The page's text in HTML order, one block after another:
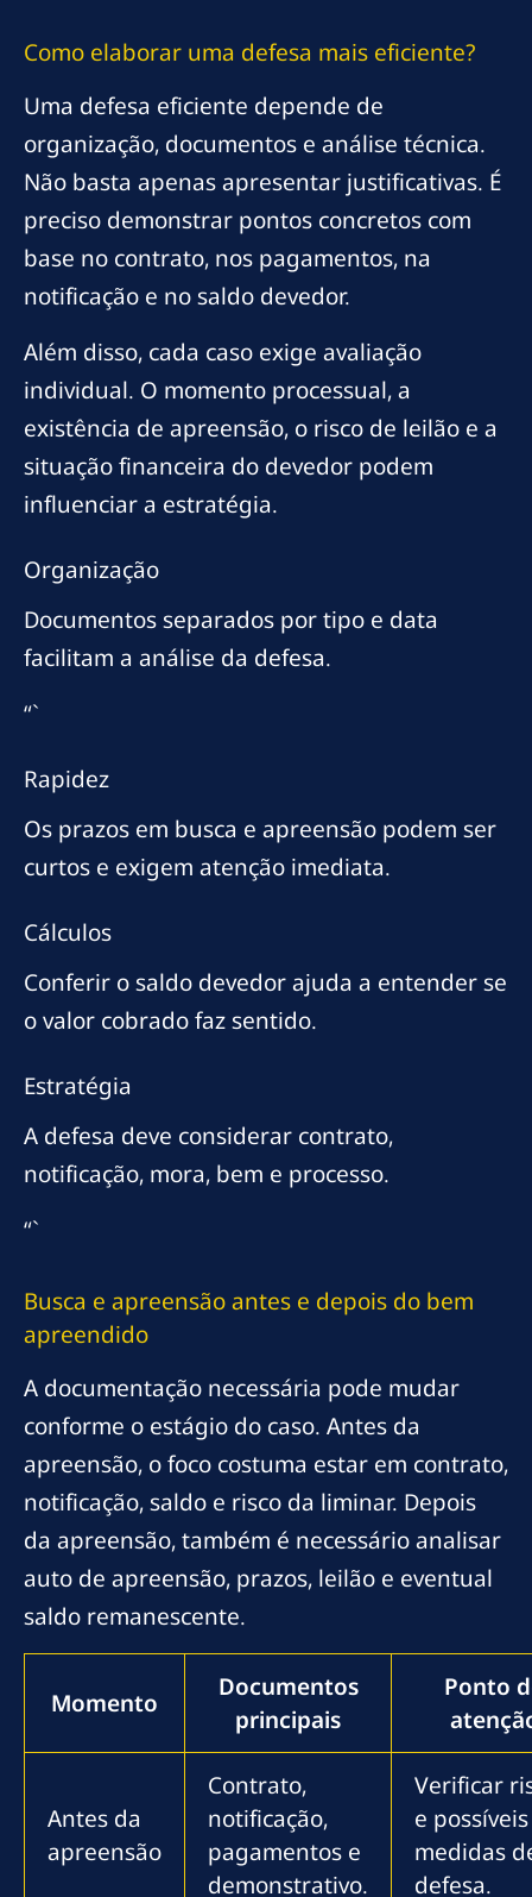
Como elaborar uma defesa mais eficiente?
Uma defesa eficiente depende de
organização, documentos e análise técnica.
Não basta apenas apresentar justificativas. É
preciso demonstrar pontos concretos com
base no contrato, nos pagamentos, na
notificação e no saldo devedor.
Além disso, cada caso exige avaliação
individual. O momento processual, a
existência de apreensão, o risco de leilão e a
situação financeira do devedor podem
influenciar a estratégia.
Organização
Documentos separados por tipo e data
facilitam a análise da defesa.
“`
Rapidez
Os prazos em busca e apreensão podem ser
curtos e exigem atenção imediata.
Cálculos
Conferir o saldo devedor ajuda a entender se
o valor cobrado faz sentido.
Estratégia
A defesa deve considerar contrato,
notificação, mora, bem e processo.
“`
Busca e apreensão antes e depois do bem
apreendido
A documentação necessária pode mudar
conforme o estágio do caso. Antes da
apreensão, o foco costuma estar em contrato,
notificação, saldo e risco da liminar. Depois
da apreensão, também é necessário analisar
auto de apreensão, prazos, leilão e eventual
saldo remanescente.
Momento
Documentos
principais
Ponto
Antes da
apreensão
Contrato,
notificação,
pagamentos e
demonstrativo.
Verificar
e possíveis
medidas
defesa.